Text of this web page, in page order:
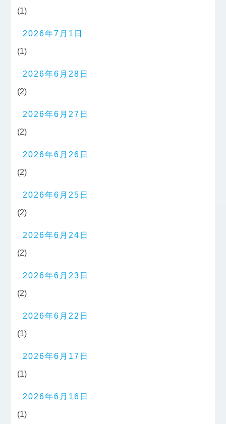
(1)
2026年7月1日
(1)
2026年6月28日
(2)
2026年6月27日
(2)
2026年6月26日
(2)
2026年6月25日
(2)
2026年6月24日
(2)
2026年6月23日
(2)
2026年6月22日
(1)
2026年6月17日
(1)
2026年6月16日
(1)